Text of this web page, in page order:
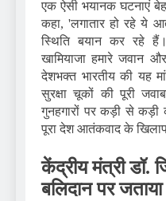
एक ऐसी भयानक घटनाएं
कहा, 'लगातार हो रहे ये
स्थिति बयान कर रहे
खामियाजा हमारे जवान
देशभक्त भारतीय की यह
सुरक्षा चूकों की पूरी
गुनहगारों पर कड़ी से कड़ी
पूरा देश आतंकवाद के
केंद्रीय मंत्री डॉ.
बलिदान पर